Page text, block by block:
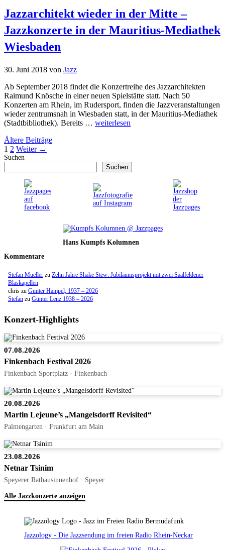
Jazzarchitekt wieder in der Mitte –
Jazzkonzerte in der Mauritius-Mediathek
Wiesbaden
30. Juni 2018 von Jazz
Ab September 2018 findet die Konzertreihe des Jazzarchitekten
Raimund Knösche in einer neuen Spielstätte statt. Nach 50
Konzerten am Rhein, im Rudersport, finden die Jazzveranstaltungen
wieder zentrumsnah in Wiesbaden statt, in der Mauritius-Mediathek
(Stadtbibliothek). Bereits … weiterlesen
Ältere Beiträge
Seite
1 Seite
2 Weiter →
Suchen
Suchen
Hans Kumpfs Kolumnen
Kommentare
Stefan Mueller zu Zehn Jahre Shake Stew: Jubiläumsprojekt mit zwei Saalfeldener
Blaskapellen
chris zu Gunter Hampel, 1937 – 2026
Stefan zu Günter Lenz 1938 – 2026
Konzert-Highlights
07.08.2026
Finkenbach Festival 2026
Finkenbach Sportplatz · Finkenbach
20.08.2026
Martin Lejeune’s „Mangelsdorff Revisited“
Palmengarten · Frankfurt am Main
23.08.2026
Netnar Tsinim
Speyerer Rathausinnenhof · Speyer
Alle Jazzkonzerte anzeigen
Jazzology - Die Jazzsendung im freien Radio Rhein-Neckar